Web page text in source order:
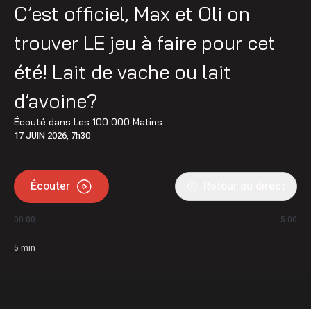
C’est officiel, Max et Oli on
trouver LE jeu à faire pour cet
été! Lait de vache ou lait
d’avoine?
Écouté dans Les 100 000 Matins
17 JUIN 2026, 7h30
Écouter
00:00 5:00
5 min